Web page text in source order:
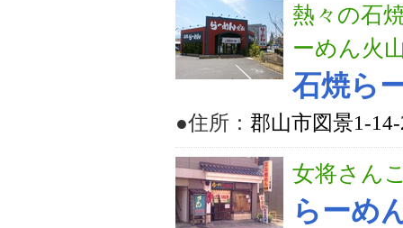
熱々の石
ーめん火
石焼ら
●住所： 郡山市図景1-
女将さん
らーめ